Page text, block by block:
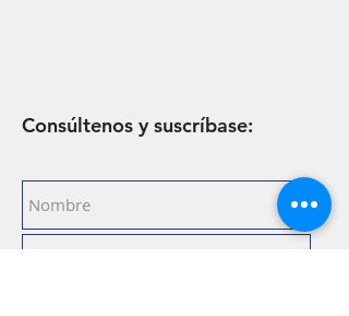
Consúltenos y suscríbase: